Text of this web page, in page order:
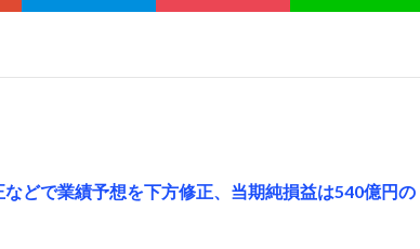
どで業績予想を下方修正、当期純損益は540億円の